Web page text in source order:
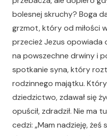
bolesnej skruchy? Boga
grzmot, który od miłości
przecież Jezus opowiada
na powszechne drwiny i
spotkanie syna, który
rodzinnego majątku.
dziedzictwo, zdawał się
opuścił, zdradził. Nie ma
cedzi: „Mam nadzieję, żeś